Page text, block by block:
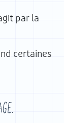
par la
certaines